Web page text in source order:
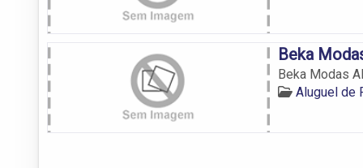
Beka
Beka Modas
Aluguel de